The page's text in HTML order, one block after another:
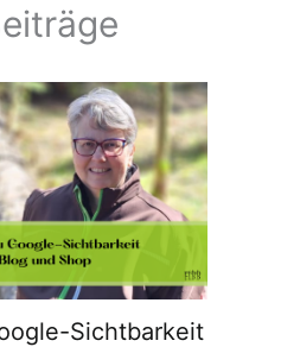
Sichtbarkeit